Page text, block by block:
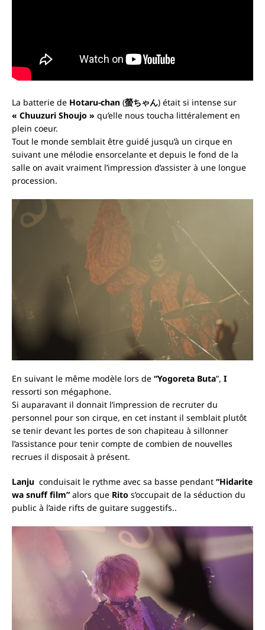
La batterie de Hotaru-chan (螢ちゃん) était si intense sur
« Chuuzuri Shoujo » qu’elle nous toucha littéralement en
plein coeur.
Tout le monde semblait être guidé jusqu’à un cirque en
suivant une mélodie ensorcelante et depuis le fond de la
salle on avait vraiment l’impression d’assister à une longue
procession.
En suivant le même modèle lors de “Yogoreta Buta”, I
ressorti son mégaphone.
Si auparavant il donnait l’impression de recruter du
personnel pour son cirque, en cet instant il semblait plutôt
se tenir devant les portes de son chapiteau à sillonner
l’assistance pour tenir compte de combien de nouvelles
recrues il disposait à présent.
Lanju conduisait le rythme avec sa basse pendant “Hidarite
wa snuff film” alors que Rito s’occupait de la séduction du
public à l’aide rifts de guitare suggestifs..